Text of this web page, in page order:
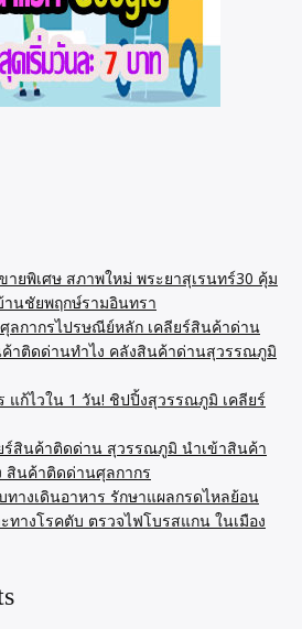
ายพิเศษ สภาพใหม่ พระยาสุเรนทร์30 คุ้ม
นชัยพฤกษ์รามอินทรา
ลกากรไปรษณีย์หลัก เคลียร์สินค้าด่าน
าติดด่านทำไง คลังสินค้าด่านสุวรรณภูมิ
แก้ไวใน 1 วัน! ชิปปิ้งสุวรรณภูมิ เคลียร์
ร์สินค้าติดด่าน สุวรรณภูมิ นำเข้าสินค้า
สินค้าติดด่านศุลกากร
ทางเดินอาหาร รักษาแผลกรดไหลย้อน
างโรคตับ ตรวจไฟโบรสแกน ในเมือง